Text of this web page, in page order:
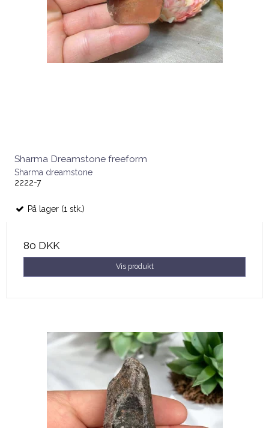
Sharma Dreamstone freeform
Sharma dreamstone
2222-7
På lager (1 stk.)
80 DKK
Vis produkt